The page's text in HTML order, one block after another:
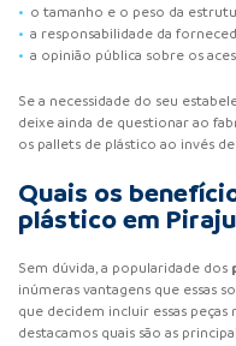
o tamanho e o peso da
a responsabilidade da
a opinião pública sobre os
Se a necessidade do seu
deixe ainda de questionar ao
os pallets de plástico ao invés
Quais os
plástico em
Sem dúvida, a popularidade dos
inúmeras vantagens que essas
que decidem incluir essas peças
destacamos quais são as